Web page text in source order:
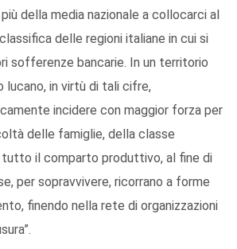
della media nazionale a collocarci al
delle regioni italiane in cui si
sofferenze bancarie. In un territorio
lucano, in virtù di tali cifre,
incidere con maggior forza per
delle famiglie, della classe
tutto il comparto produttivo, al fine di
per sopravvivere, ricorrano a forme
finendo nella rete di organizzazioni